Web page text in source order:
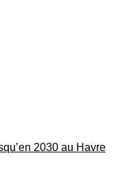
2030 au Havre